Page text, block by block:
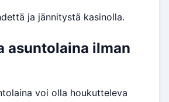
ja jännitystä kasinolla.
asuntolaina ilman
voi olla houkutteleva